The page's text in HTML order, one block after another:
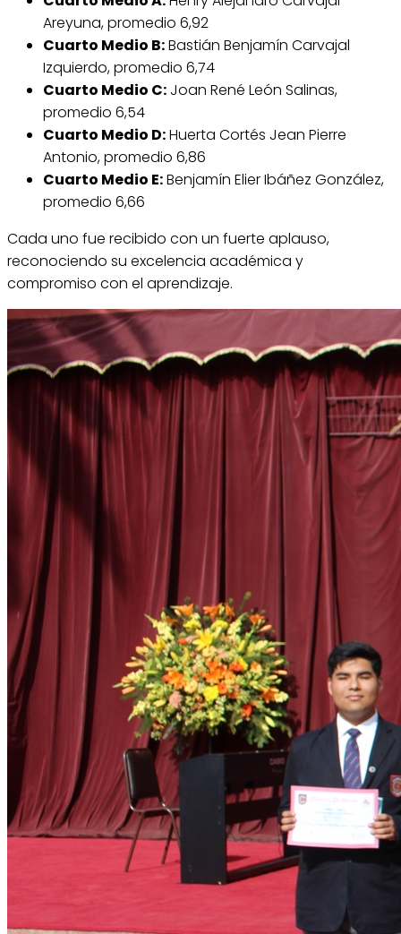
Areyuna, promedio 6,92
Cuarto Medio B:Bastián Benjamín Carvajal
Izquierdo, promedio 6,74
Cuarto Medio C: Joan René León Salinas,
promedio 6,54
Cuarto Medio D:Huerta Cortés Jean Pierre
Antonio, promedio 6,86
Cuarto Medio E:Benjamín Elier Ibáñez González,
promedio 6,66
Cada uno fue recibido con un fuerte aplauso,
reconociendo su excelencia académica y
compromiso con el aprendizaje.